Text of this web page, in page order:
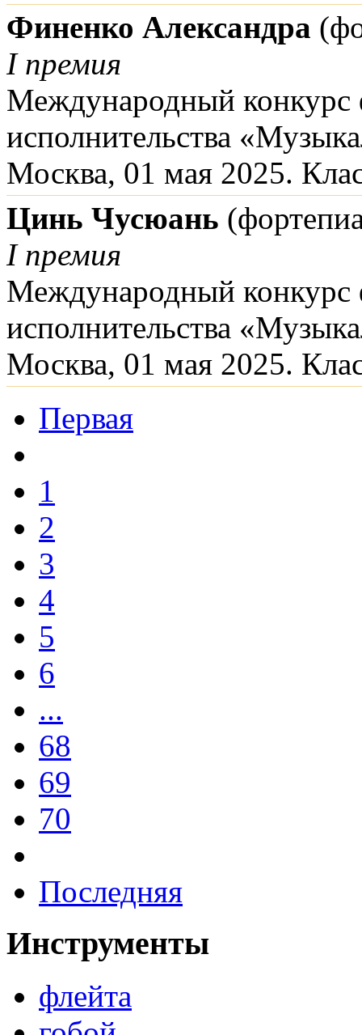
Финенко Александра
I премия
Международный конкурс
исполнительства
Москва, 01 мая 2025.
Цинь Чусюань
I премия
Международный конкурс
исполнительства
Москва, 01 мая 2025.
Первая
1
2
3
4
5
6
...
68
69
70
Последняя
Инструменты
флейта